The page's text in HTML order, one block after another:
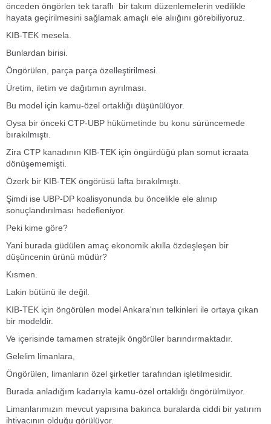
önceden öngörlen tek taraflı bir takım düzenlemelerin vedilikle
hayata geçirilmesini sağlamak amaçlı ele alıığını görebiliyoruz.
KIB-TEK mesela.
Bunlardan birisi.
Öngörülen, parça parça özelleştirilmesi.
Üretim, iletim ve dağıtımın ayrılması.
Bu model için kamu-özel ortaklığı düşünülüyor.
Oysa bir önceki CTP-UBP hükümetinde bu konu sürüncemede
bırakılmıştı.
Zira CTP kanadının KIB-TEK için öngürdüğü plan somut icraata
dönüşememişti.
Özerk bir KIB-TEK öngörüsü lafta bırakılmıştı.
Şimdi ise UBP-DP koalisyonunda bu öncelikle ele alınıp
sonuçlandırılması hedefleniyor.
Peki kime göre?
Yani burada güdülen amaç ekonomik akılla özdeşleşen bir
düşüncenin ürünü müdür?
Kısmen.
Lakin bütünü ile değil.
KIB-TEK için öngörülen model Ankara'nın telkinleri ile ortaya çıkan
bir modeldir.
Ve içerisinde tamamen stratejik öngörüler barındırmaktadır.
Gelelim limanlara,
Öngörülen, limanların özel şirketler tarafından işletilmesidir.
Burada anladığım kadarıyla kamu-özel ortaklığı öngörülmüyor.
Limanlarımızın mevcut yapısına bakınca buralarda ciddi bir yatırım
ihtiyacının olduğu görülüyor.